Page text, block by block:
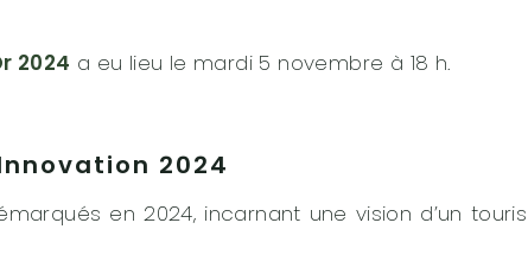
2024 a eu lieu le mardi 5 novembre à 18 h.
2024
en 2024, incarnant une vision d’un